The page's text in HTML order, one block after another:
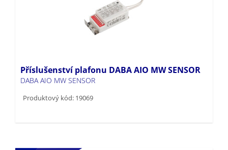
Příslušenství plafonu DABA AIO MW SENSOR
DABA AIO MW SENSOR
Produktový kód: 19069